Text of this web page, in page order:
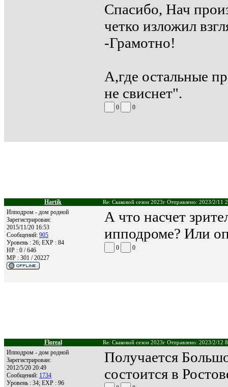
Спасибо, Нач
четко изложил
-Грамотно!
А,где остальные
не свиснет".
0 0
Hartik Re: Скаковой сезон 2023г Отправлено: 2023/2/11
Ипподром - дом родной
Зарегистрирован:
2015/11/20 16:53
Сообщений: 905
Уровень : 26; EXP : 84
HP : 0 / 646
MP : 301 / 20227
А что насчет
ипподроме? Или
0 0
Floreal Re: Скаковой сезон 2023г Отправлено: 2023/2/12
Ипподром - дом родной
Зарегистрирован:
2012/5/20 20:49
Сообщений: 1734
Уровень : 34; EXP : 96
Получается
состоится в